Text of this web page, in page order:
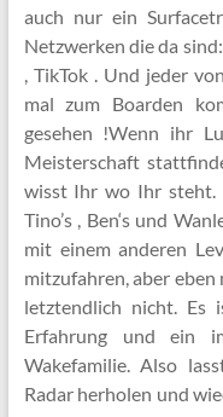
auch nur ein
Netzwerken die da
, TikTok . Und jeder
mal zum Boarden
gesehen !Wenn ihr
Meisterschaft
wisst Ihr wo Ihr steht.
Tino’s , Ben‘s und
mit einem anderen
mitzufahren, aber eben
letztendlich nicht. Es
Erfahrung und ein
Wakefamilie. Also
Radar herholen und